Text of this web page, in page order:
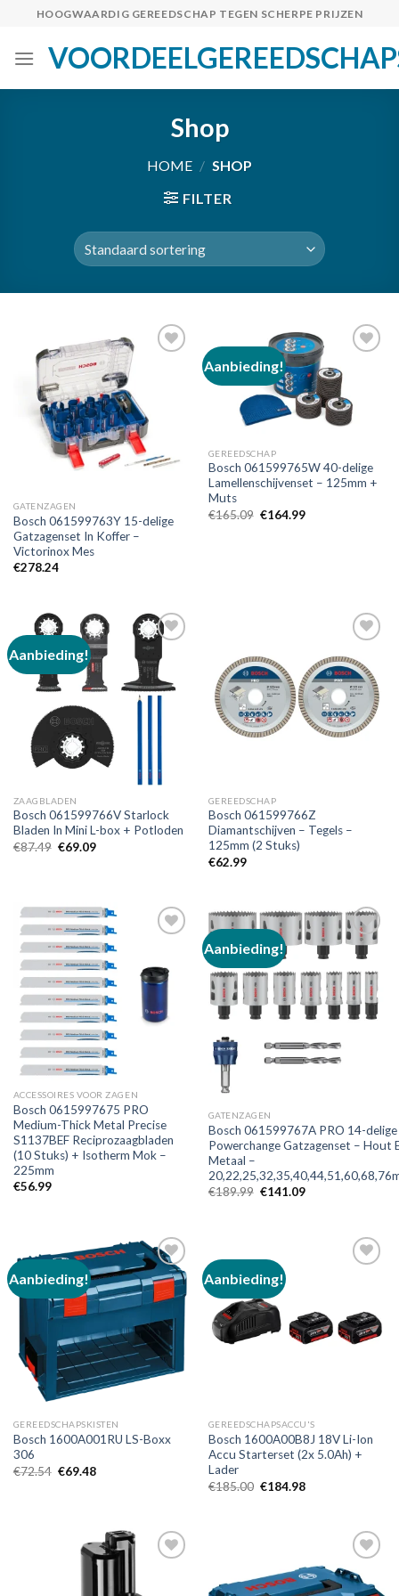
content
HOOGWAARDIG GEREEDSCHAP TEGEN SCHERPE PRIJZEN
Shop
HOME / SHOP
FILTER
Toevoegen
verlanglijst
GATENZAGEN
Bosch 061599763Y 15-delige
Gatzagenset In Koffer –
Victorinox Mes
€278.24
Aanbieding!
Toevoegen
aan
verlanglijst
GEREEDSCHAP
Bosch 061599765W 40-delige
Lamellenschijvenset – 125mm +
Muts
€165.09 Oorspronkelijke
€164.99Huidige
Aanbieding!
Toevoegen
aan
ZAAGBLADEN
Bosch 061599766V Starlock
Bladen In Mini L-box + Potloden
€87.49 Oorspronkelijke
€69.09Huidige
Toevoegen
aan
verlanglijst
GEREEDSCHAP
Bosch 061599766Z
Diamantschijven – Tegels –
125mm (2 Stuks)
€62.99
Toevoegen
verlanglijst
ACCESSOIRES VOOR ZAGEN
Bosch 0615997675 PRO
Medium-Thick Metal Precise
S1137BEF Reciprozaagbladen
(10 Stuks) + Isotherm Mok –
225mm
€56.99
Aanbieding!
Toevoegen
aan
verlanglijst
GATENZAGEN
Bosch 061599767A PRO 14-delige
Powerchange Gatzagenset – Hout
Metaal –
€189.99 Oorspronkelijke
€141.09Huidige
Aanbieding!
Toevoegen
aan
verlanglijst
GEREEDSCHAPSKISTEN
Bosch 1600A001RU LS-Boxx
306
€72.54 Oorspronkelijke
€69.48Huidige
Aanbieding!
aan
verlanglijst
GEREEDSCHAPSACCU'S
Bosch 1600A00B8J 18V Li-Ion
Accu Starterset (2x 5.0Ah) +
Lader
€185.00 Oorspronkelijke
€184.98Huidige